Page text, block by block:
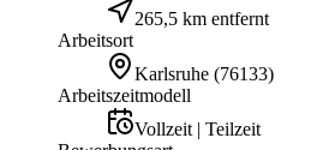
265,5 km entfernt
Arbeitsort
Karlsruhe (76133)
Arbeitszeitmodell
Vollzeit | Teilzeit